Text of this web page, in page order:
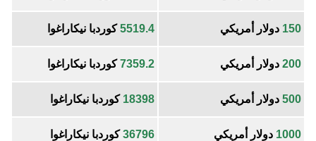
150 دولار أمريكي 5519.4كوردبا نيكاراغوا
200 دولار أمريكي 7359.2كوردبا نيكاراغوا
500 دولار أمريكي 18398 كوردبا نيكاراغوا
1000 دولار أمريكي 36796كوردبا نيكاراغوا